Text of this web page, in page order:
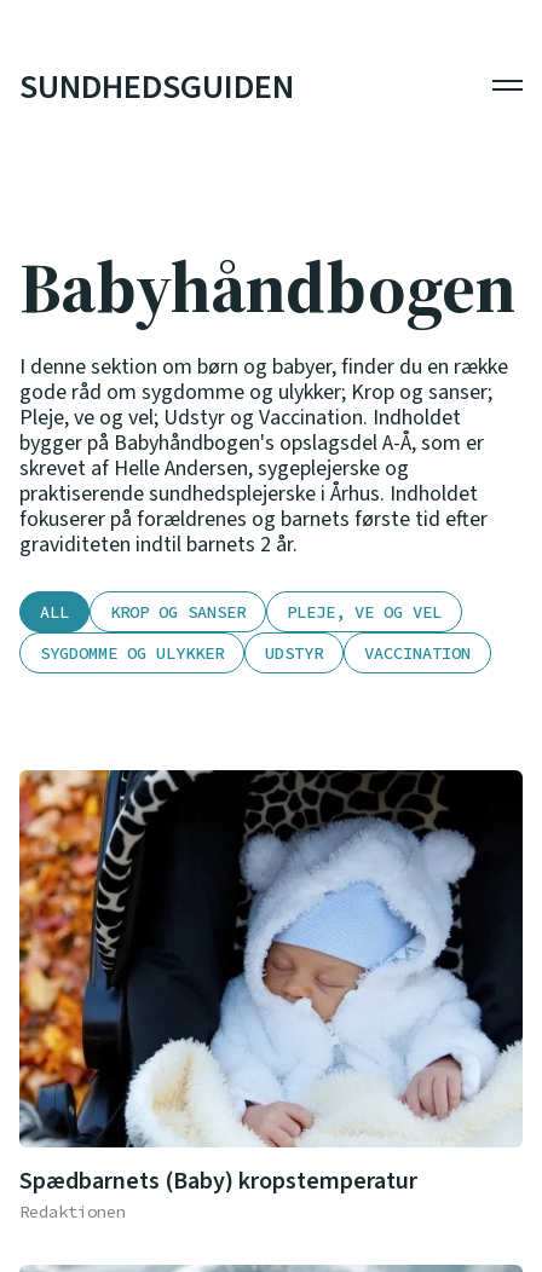
SUNDHEDSGUIDEN
Babyhåndbogen
I denne sektion om børn og babyer, finder du en række
gode råd om sygdomme og ulykker; Krop og sanser;
Pleje, ve og vel; Udstyr og Vaccination. Indholdet
bygger på Babyhåndbogen's opslagsdel A-Å, som er
skrevet af Helle Andersen, sygeplejerske og
praktiserende sundhedsplejerske i Århus. Indholdet
fokuserer på forældrenes og barnets første tid efter
graviditeten indtil barnets 2 år.
ALL KROP OG SANSER
PLEJE, VE OG VEL
SYGDOMME OG ULYKKER
UDSTYR VACCINATION
Spædbarnets (Baby) kropstemperatur
Redaktionen